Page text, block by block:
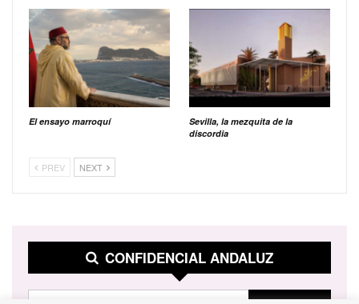
El ensayo marroquí
Sevilla, la mezquita de la
discordia
PREV NEXT
CONFIDENCIAL ANDALUZ